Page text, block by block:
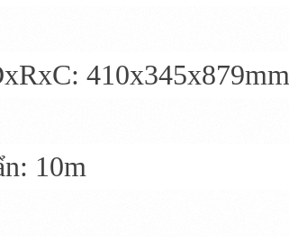
410x345x879mm
10m